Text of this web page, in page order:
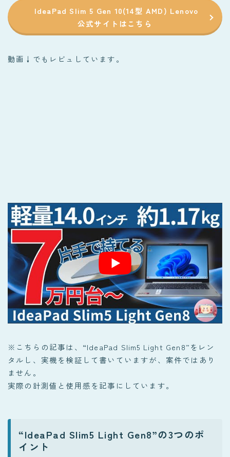
IdeaPad Slim 5 Gen 10(14型 AMD) Lenovo
公式サイトはこちら
動画↓でもレビュしています。
※こちらの記事は、“IdeaPad Slim5 Light Gen8”をレン
タルし、実機を検証して書いていますが、案件ではあり
ません。
実際の計測値と使用感を記事にしています。
“IdeaPad Slim5 Light Gen8”の3つのポ
イント